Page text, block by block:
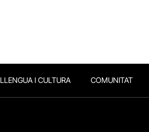
LLENGUA I CULTURA COMUNITAT